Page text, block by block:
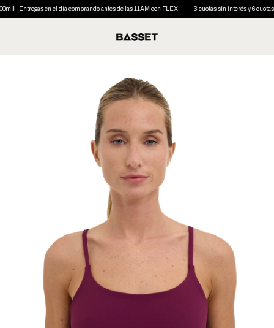
en el día comprando antes de las 11AM con FLEX 3 cuotas sin interés y 6 cuotas sin interés